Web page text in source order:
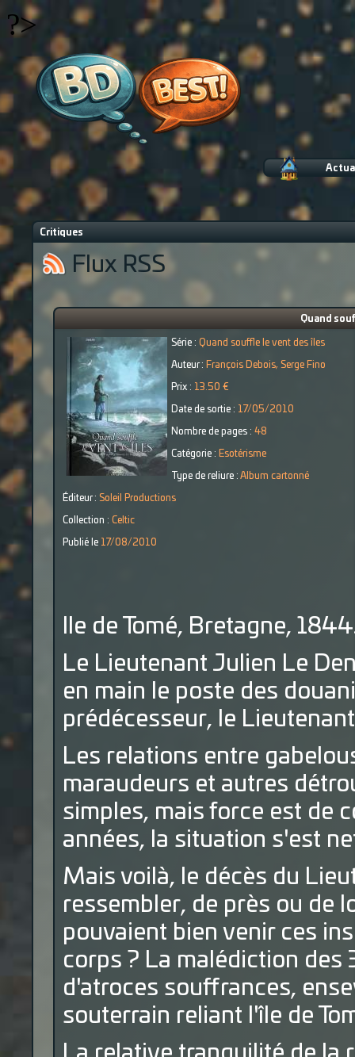
?>
Critiques
Flux RSS
Quand
Série : Quand souffle le vent des îles
Auteur : François Debois, Serge Fino
Prix : 13.50 €
Date de sortie : 17/05/2010
Nombre de pages : 48
Catégorie : Esotérisme
Type de reliure : Album cartonné
Éditeur : Soleil Productions
Collection : Celtic
Publié le 17/08/2010
Ile de Tomé, Bretagne,
Le Lieutenant Julien Le
en main le poste des
prédécesseur, le
Les relations entre
maraudeurs et autres
simples, mais force est de
années, la situation s'est
Mais voilà, le décès du
ressembler, de près ou de
pouvaient bien venir ces
corps ? La malédiction
d'atroces souffrances,
souterrain reliant l'île de